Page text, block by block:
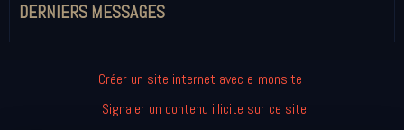
DERNIERS MESSAGES
Créer un site internet avec e-monsite
Signaler un contenu illicite sur ce site